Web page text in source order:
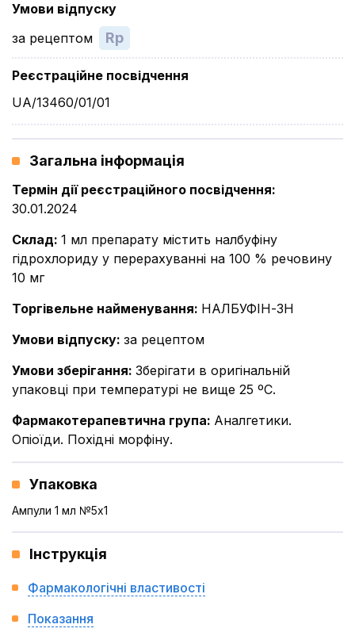
Умови відпуску
за рецептом
Rp
Реєстраційне посвідчення
UA/13460/01/01
Загальна інформація
Термін дії реєстраційного посвідчення:
30.01.2024
Склад: 1 мл препарату містить налбуфіну
гідрохлориду у перерахуванні на 100 % речовину
10 мг
Торгівельне найменування: НАЛБУФІН-ЗН
Умови відпуску: за рецептом
Умови зберігання: Зберігати в оригінальній
упаковці при температурі не вище 25 ºС.
Фармакотерапевтична група: Аналгетики.
Опіоїди. Похідні морфіну.
Упаковка
Ампули 1 мл №5x1
Інструкція
Фармакологічні властивості
Показання